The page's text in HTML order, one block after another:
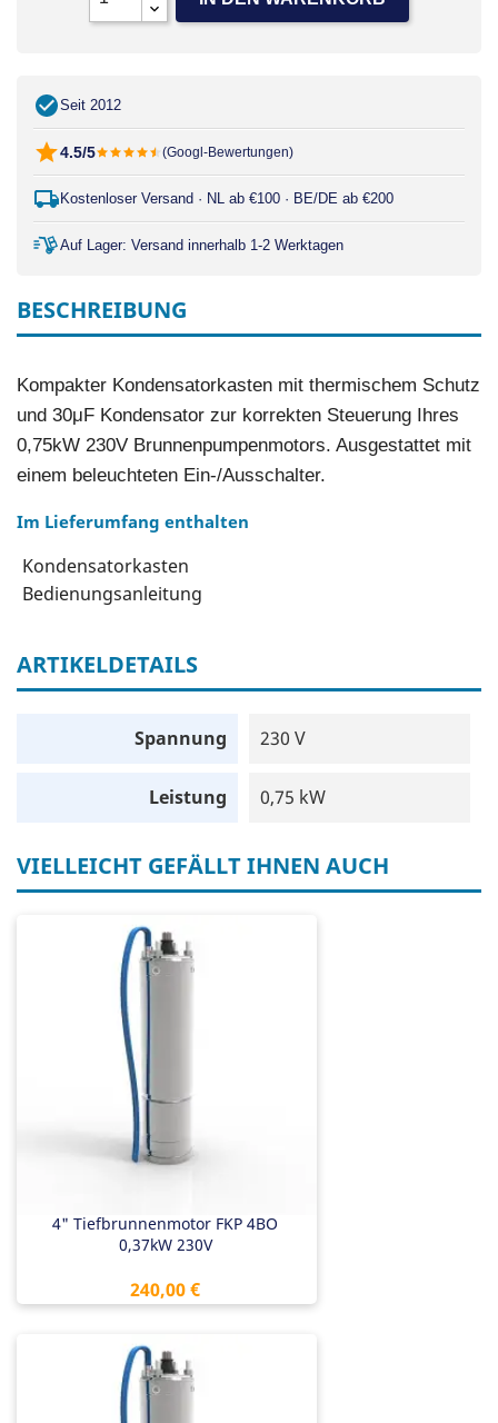
Seit 2012
4.5/5 (Googl-Bewertungen)
Kostenloser Versand · NL ab €100 · BE/DE ab €200
Auf Lager: Versand innerhalb 1-2 Werktagen
BESCHREIBUNG
Kompakter Kondensatorkasten mit thermischem Schutz
und 30μF Kondensator zur korrekten Steuerung Ihres
0,75kW 230V Brunnenpumpenmotors. Ausgestattet mit
einem beleuchteten Ein-/Ausschalter.
Im Lieferumfang enthalten
Kondensatorkasten
Bedienungsanleitung
ARTIKELDETAILS
Spannung 230 V
Leistung 0,75 kW
VIELLEICHT GEFÄLLT IHNEN AUCH
4" Tiefbrunnenmotor FKP 4BO
0,37kW 230V
Preis
240,00 €